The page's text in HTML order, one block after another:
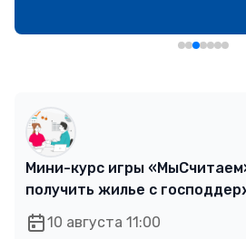
Мини-курс игры
получить жилье с
10 августа 11:00